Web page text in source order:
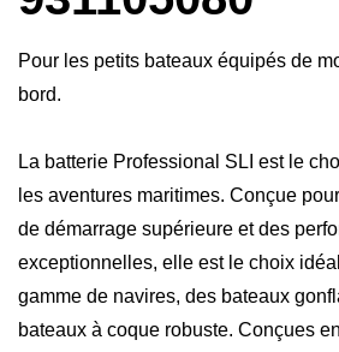
Pour les petits bateaux équipés de
bord.
La batterie Professional SLI est le
les aventures maritimes. Conçue
de démarrage supérieure et des
exceptionnelles, elle est le choix
gamme de navires, des bateaux
bateaux à coque robuste. Conçues